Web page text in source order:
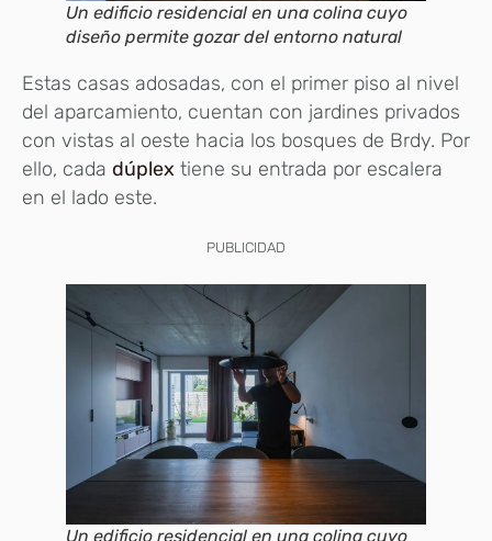
Un edificio residencial en una colina cuyo
diseño permite gozar del entorno natural
Estas casas adosadas, con el primer piso al nivel
del aparcamiento, cuentan con jardines privados
con vistas al oeste hacia los bosques de Brdy. Por
ello, cada dúplex tiene su entrada por escalera
en el lado este.
PUBLICIDAD
Un edificio residencial en una colina cuyo